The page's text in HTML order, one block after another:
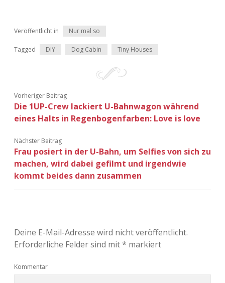
Adventskalender 2022
Adventskalender 2024
Veröffentlicht in Nur mal so
Tagged DIY Dog Cabin Tiny Houses
Vorheriger Beitrag
Die 1UP-Crew lackiert U-Bahnwagon während
eines Halts in Regenbogenfarben: Love is love
Nächster Beitrag
Frau posiert in der U-Bahn, um Selfies von sich zu
machen, wird dabei gefilmt und irgendwie
kommt beides dann zusammen
Deine E-Mail-Adresse wird nicht veröffentlicht.
Erforderliche Felder sind mit* markiert
Kommentar